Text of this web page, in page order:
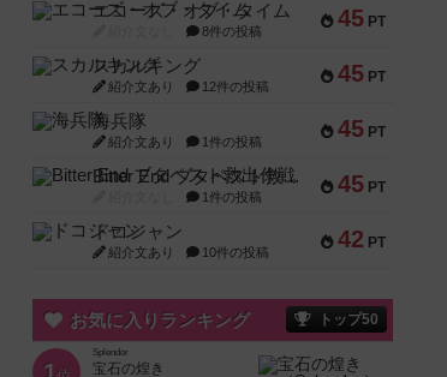
45 PT
エコーズ・オブ・タイム
8件の投稿
45 PT
スカルキング
紹介文あり 12件の投稿
45 PT
海兵隊
紹介文あり 1件の投稿
45 PT
Bitter End ブタペスト救出作戦
1件の投稿
42 PT
ドコジャン
紹介文あり 10件の投稿
お気に入りランキング トップ50
Splendor
宝石の煌き